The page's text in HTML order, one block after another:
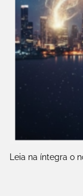
Leia na íntegra o